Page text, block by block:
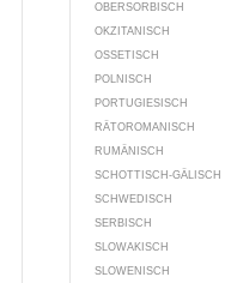
OBERSORBISCH
OKZITANISCH
OSSETISCH
POLNISCH
PORTUGIESISCH
RÄTOROMANISCH
RUMÄNISCH
SCHOTTISCH-GÄLISCH
SCHWEDISCH
SERBISCH
SLOWAKISCH
SLOWENISCH